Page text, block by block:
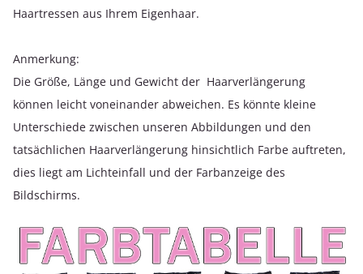
Haartressen aus Ihrem Eigenhaar.
Anmerkung:
Die Größe, Länge und Gewicht der Haarverlängerung
können leicht voneinander abweichen. Es könnte kleine
Unterschiede zwischen unseren Abbildungen und den
tatsächlichen Haarverlängerung hinsichtlich Farbe auftreten,
dies liegt am Lichteinfall und der Farbanzeige des
Bildschirms.